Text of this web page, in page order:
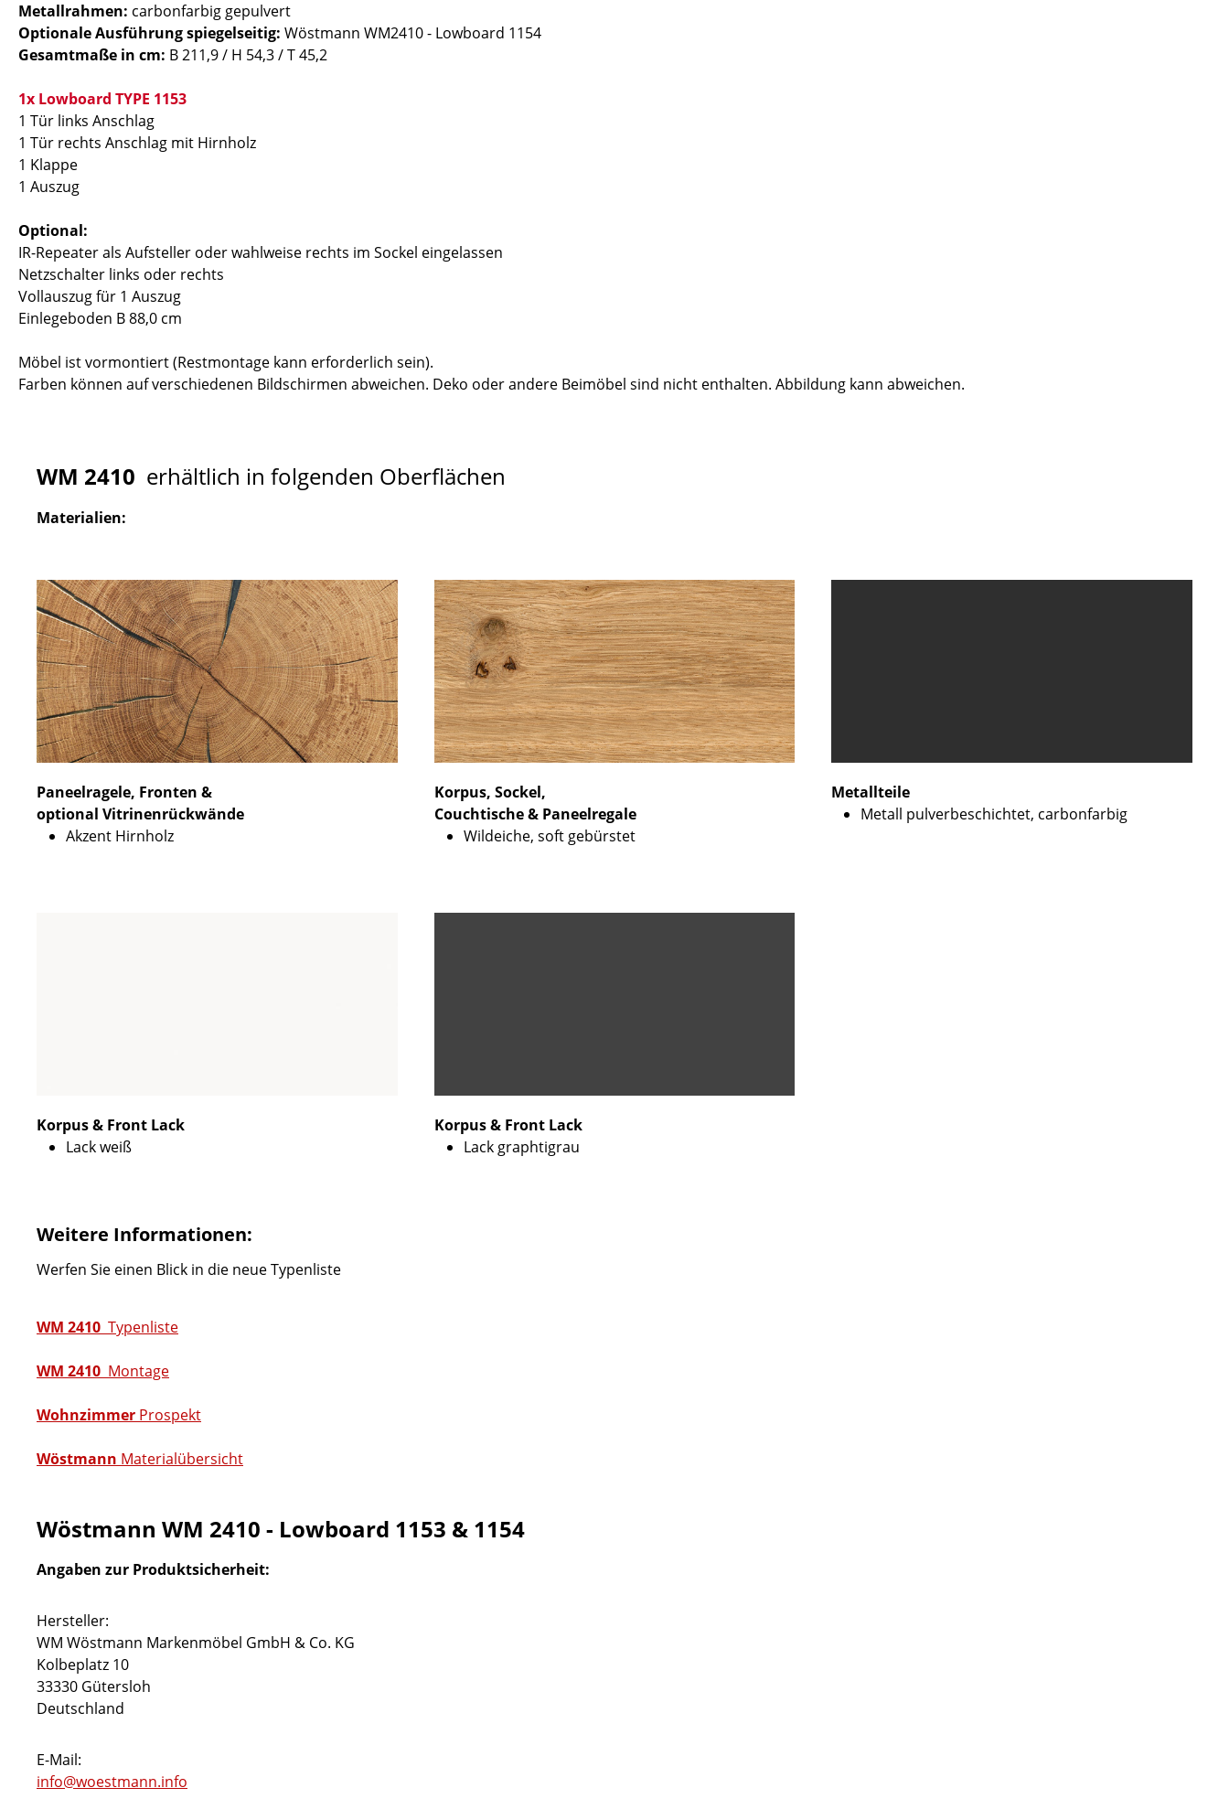
Metallrahmen: carbonfarbig gepulvert
Optionale Ausführung spiegelseitig: Wöstmann WM2410 - Lowboard 1154
Gesamtmaße in cm: B 211,9 / H 54,3 / T 45,2
1x Lowboard TYPE 1153
1 Tür links Anschlag
1 Tür rechts Anschlag mit Hirnholz
1 Klappe
1 Auszug
Optional:
IR-Repeater als Aufsteller oder wahlweise rechts im Sockel eingelassen
Netzschalter links oder rechts
Vollauszug für 1 Auszug
Einlegeboden B 88,0 cm
Möbel ist vormontiert (Restmontage kann erforderlich sein).
Farben können auf verschiedenen Bildschirmen abweichen. Deko oder andere Beimöbel sind nicht enthalten. Abbildung kann abweichen.
WM 2410 erhältlich in folgenden Oberflächen
Materialien:
Paneelragele, Fronten &
optional Vitrinenrückwände
Akzent Hirnholz
Korpus, Sockel,
Couchtische & Paneelregale
Wildeiche, soft gebürstet
Metallteile
Metall pulverbeschichtet, carbonfarbig
Korpus & Front Lack
Lack weiß
Korpus & Front Lack
Lack graphtigrau
Weitere Informationen:
Werfen Sie einen Blick in die neue Typenliste
WM 2410 Typenliste
WM 2410 Montage
Wohnzimmer Prospekt
Wöstmann Materialübersicht
Wöstmann WM 2410 - Lowboard 1153 & 1154
Angaben zur Produktsicherheit:
Hersteller:
WM Wöstmann Markenmöbel GmbH & Co. KG
Kolbeplatz 10
33330 Gütersloh
Deutschland
E-Mail:
info@woestmann.info